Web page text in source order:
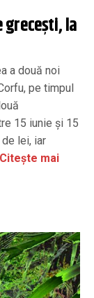
grecești, la
a două noi
pe timpul
15 iunie și 15
lei, iar
Citește mai